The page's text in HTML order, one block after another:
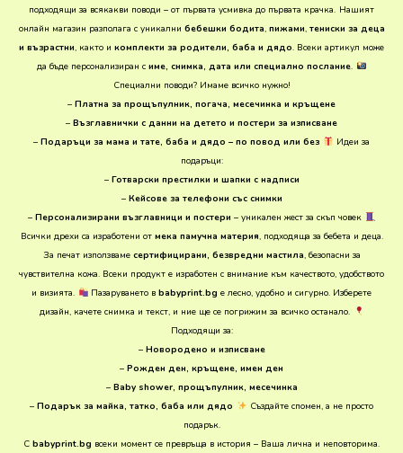
подходящи за всякакви поводи – от първата усмивка до първата крачка. Нашият
онлайн магазин разполага с уникални бебешки бодита, пижами, тениски за деца
и възрастни, както и комплекти за родители, баба и дядо. Всеки артикул може
да бъде персонализиран с име, снимка, дата или специално послание.
Специални поводи? Имаме всичко нужно!
– Платна за прощъпулник, погача, месечинка и кръщене
– Възглавнички с данни на детето и постери за изписване
–Подаръци за мама и тате, баба и дядо – по повод или без
Идеи за
подаръци:
– Готварски престилки и шапки с надписи
– Кейсове за телефони със снимки
– Персонализирани възглавници и постери – уникален жест за скъп човек
Всички дрехи са изработени от мека памучна материя, подходяща за бебета и деца.
За печат използваме сертифицирани, безвредни мастила, безопасни за
чувствителна кожа. Всеки продукт е изработен с внимание към качеството, удобството
и визията.
Пазаруването вbabyprint.bg е лесно, удобно и сигурно. Изберете
дизайн, качете снимка и текст, и ние ще се погрижим за всичко останало.
Подходящи за:
– Новородено и изписване
– Рожден ден, кръщене, имен ден
– Baby shower, прощъпулник, месечинка
–Подарък за майка, татко, баба или дядо
Създайте спомен, а не просто
подарък.
С babyprint.bg всеки момент се превръща в история – Ваша лична и неповторима.